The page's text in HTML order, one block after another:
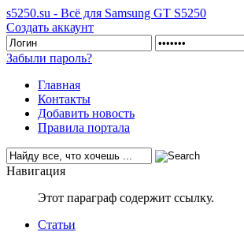
s5250.su - Всё для Samsung GT S5250
Создать аккаунт
Забыли пароль?
Главная
Контакты
Добавить новость
Правила портала
Навигация
Этот параграф содержит ссылку.
Статьи